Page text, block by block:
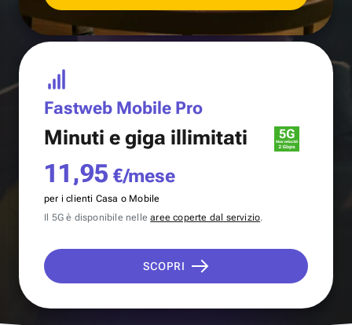
Fastweb Mobile Pro
Minuti e giga illimitati
11,95 €/mese
per i clienti Casa o Mobile
Il 5G è disponibile nellearee coperte dal servizio.
SCOPRI